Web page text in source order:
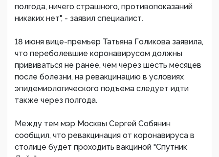
полгода, ничего страшного, противопоказаний
никаких нет", - заявил специалист.
18 июня вице-премьер Татьяна Голикова заявила,
что переболевшие коронавирусом должны
прививаться не ранее, чем через шесть месяцев
после болезни, на ревакцинацию в условиях
эпидемиологического подъема следует идти
также через полгода.
Между тем мэр Москвы Сергей Собянин
сообщил, что ревакцинация от коронавируса в
столице будет проходить вакциной "Спутник